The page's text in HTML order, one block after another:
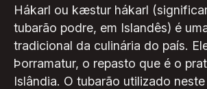
Hákarl ou kæstur hákarl
tubarão podre, em Islandês) é
tradicional da culinária do país.
Þorramatur, o repasto que é o
Islândia. O tubarão utilizado